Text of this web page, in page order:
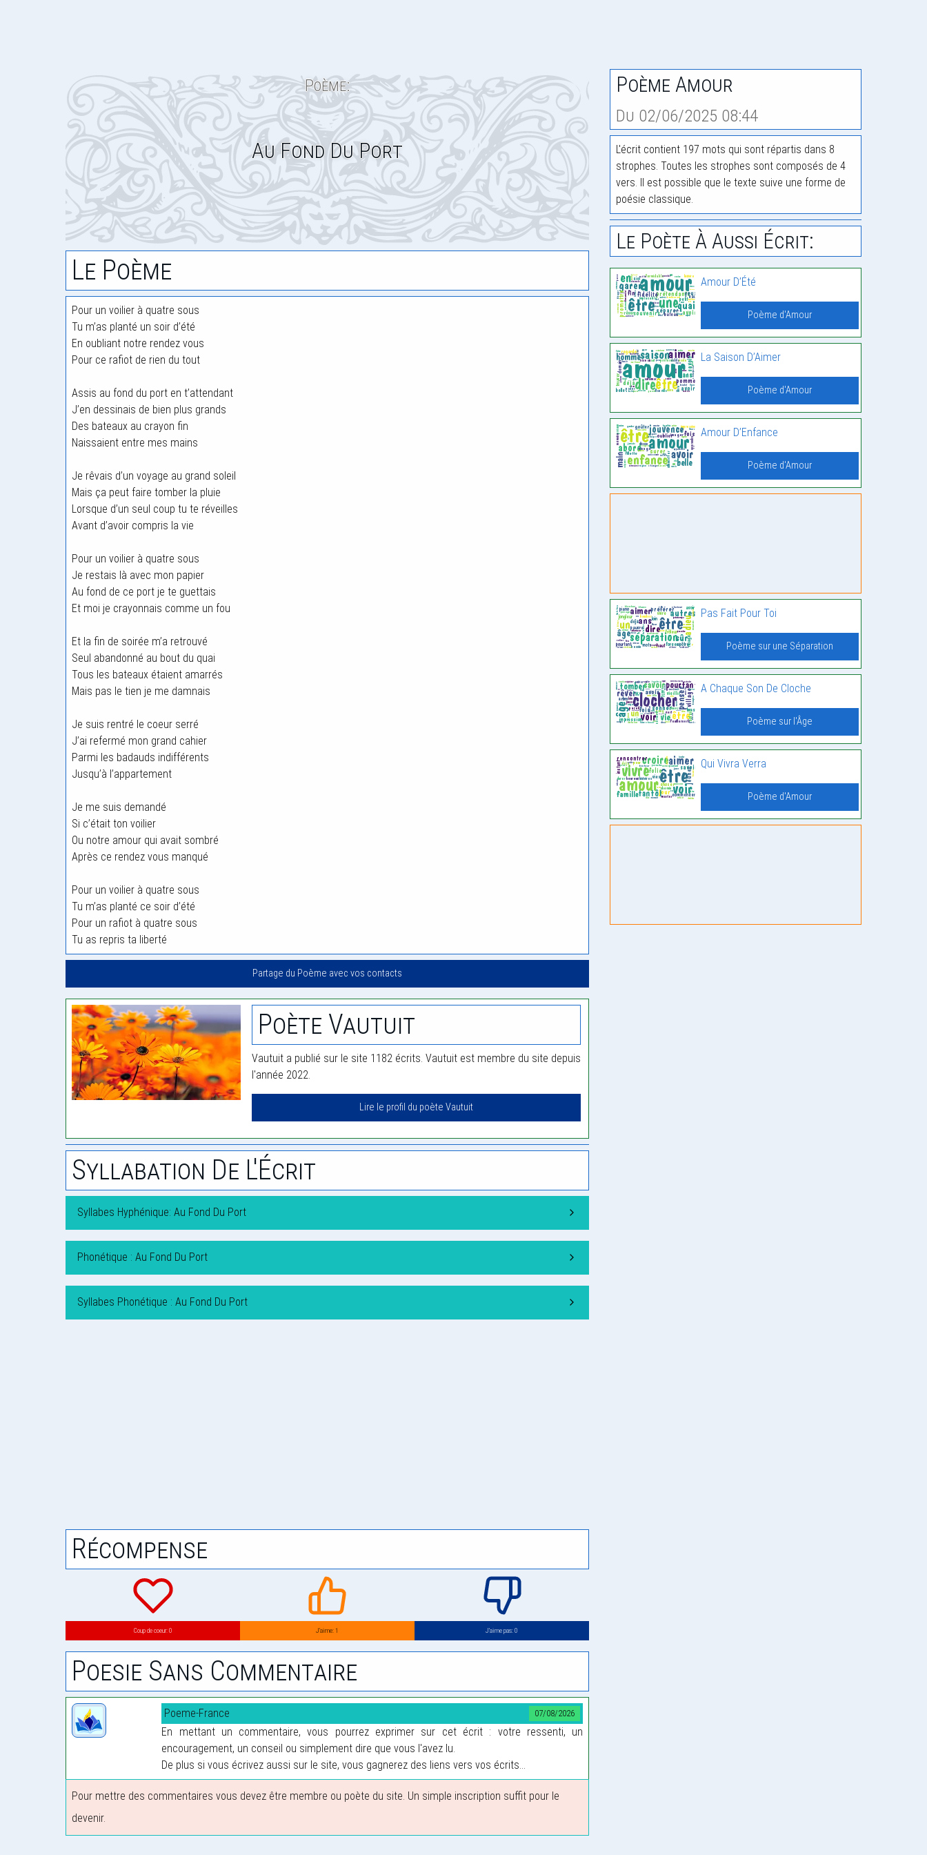
Poème:
Au Fond Du Port
Le Poème
Pour un voilier à quatre sous
Tu m’as planté un soir d’été
En oubliant notre rendez vous
Pour ce rafiot de rien du tout
Assis au fond du port en t’attendant
J’en dessinais de bien plus grands
Des bateaux au crayon fin
Naissaient entre mes mains
Je rêvais d’un voyage au grand soleil
Mais ça peut faire tomber la pluie
Lorsque d’un seul coup tu te réveilles
Avant d’avoir compris la vie
Pour un voilier à quatre sous
Je restais là avec mon papier
Au fond de ce port je te guettais
Et moi je crayonnais comme un fou
Et la fin de soirée m’a retrouvé
Seul abandonné au bout du quai
Tous les bateaux étaient amarrés
Mais pas le tien je me damnais
Je suis rentré le coeur serré
J’ai refermé mon grand cahier
Parmi les badauds indifférents
Jusqu’à l’appartement
Je me suis demandé
Si c’était ton voilier
Ou notre amour qui avait sombré
Après ce rendez vous manqué
Pour un voilier à quatre sous
Tu m’as planté ce soir d’été
Pour un rafiot à quatre sous
Tu as repris ta liberté
Partage du Poème avec vos contacts
Poète Vautuit
Vautuit a publié sur le site 1182 écrits. Vautuit est membre du site depuis
l'année 2022.
Lire le profil du poète Vautuit
Syllabation De L'Écrit
Syllabes Hyphénique: Au Fond Du Port
Phonétique : Au Fond Du Port
Syllabes Phonétique : Au Fond Du Port
Récompense
Coup de coeur: 0 J’aime: 1 J’aime pas: 0
Poesie Sans Commentaire
07/08/2026
Poeme-France
En mettant un commentaire, vous pourrez exprimer sur cet écrit : votre ressenti, un
encouragement, un conseil ou simplement dire que vous l'avez lu.
De plus si vous écrivez aussi sur le site, vous gagnerez des liens vers vos écrits...
Pour mettre des commentaires vous devez être membre ou poète du site. Un simple inscription suffit pour le
devenir.
Poème Amour
Du 02/06/2025 08:44
L'écrit contient 197 mots qui sont répartis dans 8
strophes. Toutes les strophes sont composés de 4
vers. Il est possible que le texte suive une forme de
poésie classique.
Le Poète À Aussi Écrit:
Amour D’Été
Poème d'Amour
La Saison D’Aimer
Poème d'Amour
Amour D’Enfance
Poème d'Amour
Pas Fait Pour Toi
Poème sur une Séparation
A Chaque Son De Cloche
Poème sur l'Âge
Qui Vivra Verra
Poème d'Amour